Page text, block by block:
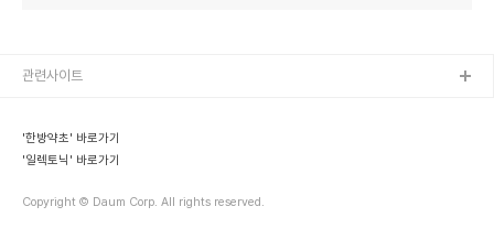
'한방약초' 바로가기
'일렉토닉' 바로가기
Copyright © Daum Corp. All rights reserved.
관련사이트